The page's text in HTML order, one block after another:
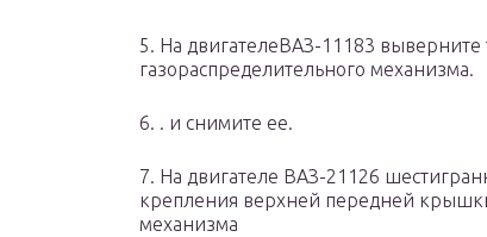
5. На двигателеВАЗ-11183
газораспределительного механизма.
6. . и снимите ее.
7. На двигателе ВАЗ-21126
крепления верхней передней
механизма